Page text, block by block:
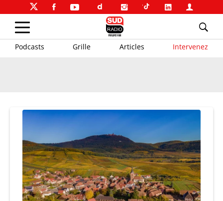
Podcasts Grille Articles Intervenez